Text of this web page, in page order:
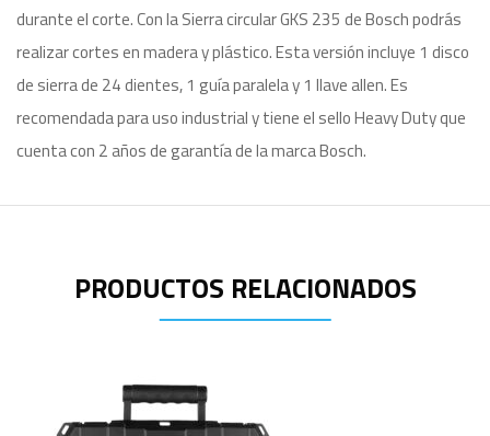
durante el corte. Con la Sierra circular GKS 235 de Bosch podrás
realizar cortes en madera y plástico. Esta versión incluye 1 disco
de sierra de 24 dientes, 1 guía paralela y 1 llave allen. Es
recomendada para uso industrial y tiene el sello Heavy Duty que
cuenta con 2 años de garantía de la marca Bosch.
PRODUCTOS RELACIONADOS